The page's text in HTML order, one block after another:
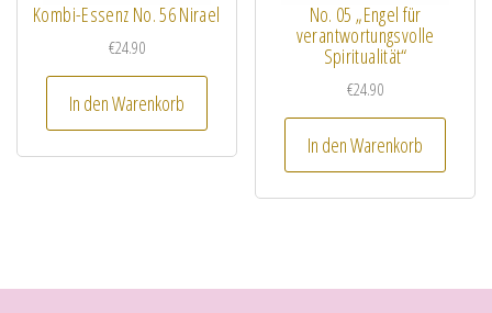
Kombi-Essenz No. 56 Nirael
€24.90
In den Warenkorb
No. 05 „Engel für
verantwortungsvolle
Spiritualität“
€24.90
In den Warenkorb